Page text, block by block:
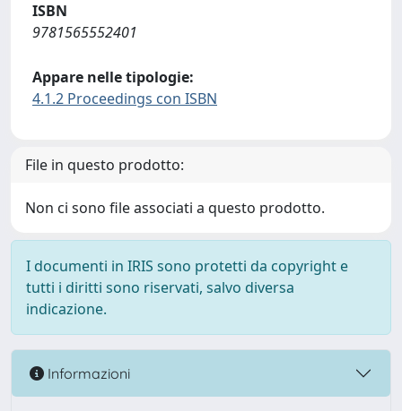
ISBN
9781565552401
Appare nelle tipologie:
4.1.2 Proceedings con ISBN
File in questo prodotto:
Non ci sono file associati a questo prodotto.
I documenti in IRIS sono protetti da copyright e
tutti i diritti sono riservati, salvo diversa
indicazione.
Informazioni